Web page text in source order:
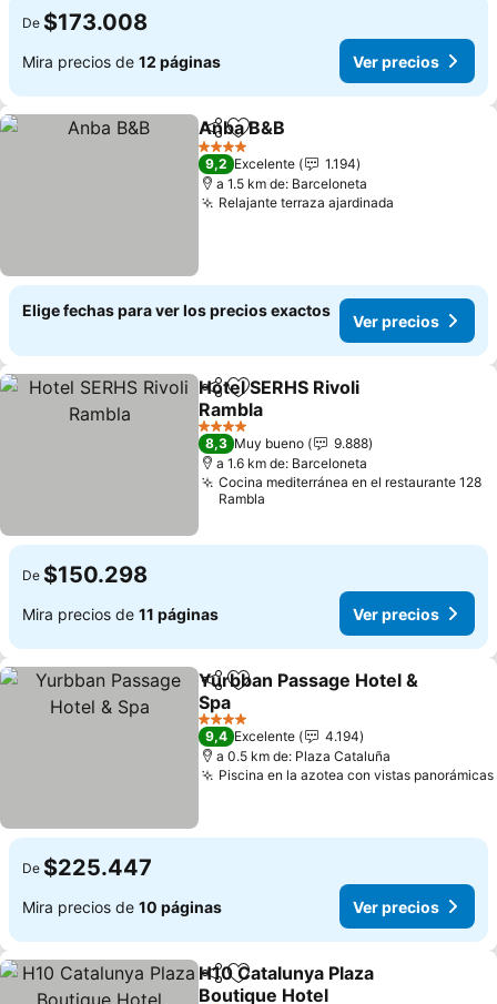
De $173.008
Mira precios de 12 páginas Ver precios
CompartirAgregar a favoritos
Anba B&B
4 Estrellas
9,2 Excelente
1.194
a 1.5 km de: Barceloneta
Relajante terraza ajardinada
Elige fechas para ver los precios exactos
Ver precios
CompartirAgregar a favoritos
Hotel SERHS Rivoli
Rambla
4 Estrellas
8,3 Muy bueno
9.888
a 1.6 km de: Barceloneta
Cocina mediterránea en el restaurante 128
Rambla
De $150.298
Mira precios de 11 páginas Ver precios
CompartirAgregar a favoritos
Yurbban Passage Hotel &
Spa
4 Estrellas
9,4 Excelente
4.194
a 0.5 km de: Plaza Cataluña
Piscina en la azotea con vistas panorámicas
De $225.447
Mira precios de 10 páginas Ver precios
CompartirAgregar a favoritos
H10 Catalunya Plaza
Boutique Hotel